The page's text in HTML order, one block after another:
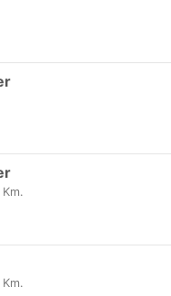
Km.
Km.